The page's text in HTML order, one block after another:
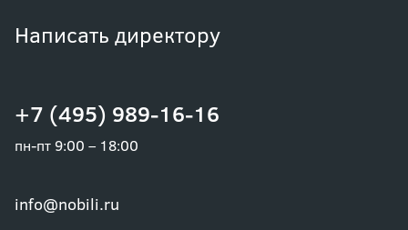
+7 (495) 989-16-16
пн-пт 9:00 – 18:00
info@nobili.ru
Написать директору